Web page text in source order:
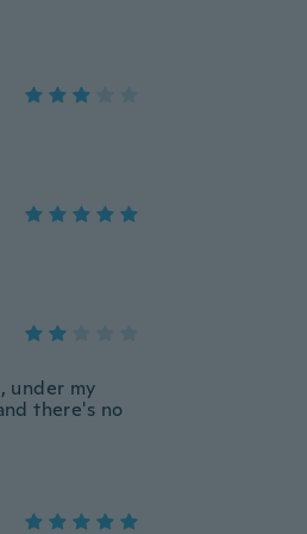
under my
there's no